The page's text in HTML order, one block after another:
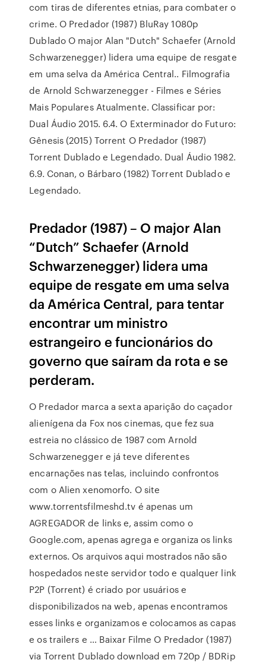
com tiras de diferentes etnias, para combater o
crime. O Predador (1987) BluRay 1080p
Dublado O major Alan "Dutch" Schaefer (Arnold
Schwarzenegger) lidera uma equipe de resgate
em uma selva da América Central.. Filmografia
de Arnold Schwarzenegger - Filmes e Séries
Mais Populares Atualmente. Classificar por:
Dual Áudio 2015. 6.4. O Exterminador do Futuro:
Gênesis (2015) Torrent O Predador (1987)
Torrent Dublado e Legendado. Dual Áudio 1982.
6.9. Conan, o Bárbaro (1982) Torrent Dublado e
Legendado.
Predador (1987) – O major Alan
“Dutch” Schaefer (Arnold
Schwarzenegger) lidera uma
equipe de resgate em uma selva
da América Central, para tentar
encontrar um ministro
estrangeiro e funcionários do
governo que saíram da rota e se
perderam.
O Predador marca a sexta aparição do caçador
alienígena da Fox nos cinemas, que fez sua
estreia no clássico de 1987 com Arnold
Schwarzenegger e já teve diferentes
encarnações nas telas, incluindo confrontos
com o Alien xenomorfo. O site
www.torrentsfilmeshd.tv é apenas um
AGREGADOR de links e, assim como o
Google.com, apenas agrega e organiza os links
externos. Os arquivos aqui mostrados não são
hospedados neste servidor todo e qualquer link
P2P (Torrent) é criado por usuários e
disponibilizados na web, apenas encontramos
esses links e organizamos e colocamos as capas
e os trailers e … Baixar Filme O Predador (1987)
via Torrent Dublado download em 720p / BDRip